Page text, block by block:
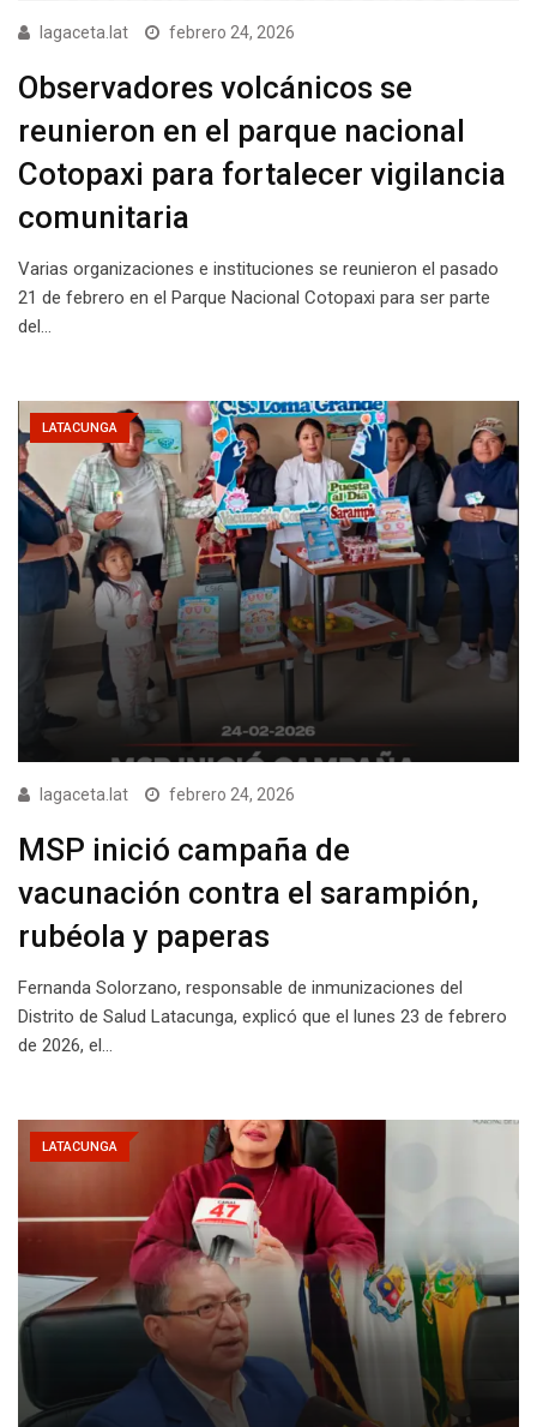
lagaceta.lat febrero 24, 2026
Observadores volcánicos se
reunieron en el parque nacional
Cotopaxi para fortalecer vigilancia
comunitaria
Varias organizaciones e instituciones se reunieron el pasado
21 de febrero en el Parque Nacional Cotopaxi para ser parte
del…
LATACUNGA
lagaceta.lat febrero 24, 2026
MSP inició campaña de
vacunación contra el sarampión,
rubéola y paperas
Fernanda Solorzano, responsable de inmunizaciones del
Distrito de Salud Latacunga, explicó que el lunes 23 de febrero
de 2026, el…
LATACUNGA